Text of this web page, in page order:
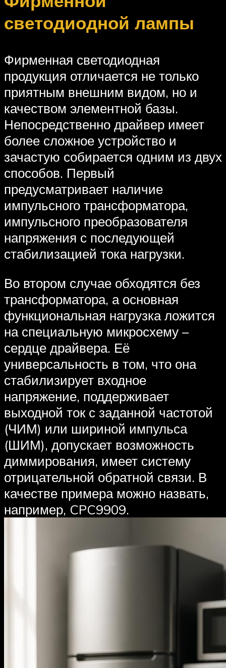
светодиодной лампы
Фирменная светодиодная
продукция отличается не только
приятным внешним видом, но и
качеством элементной базы.
Непосредственно драйвер имеет
более сложное устройство и
зачастую собирается одним из двух
способов. Первый
предусматривает наличие
импульсного трансформатора,
импульсного преобразователя
напряжения с последующей
стабилизацией тока нагрузки.
Во втором случае обходятся без
трансформатора, а основная
функциональная нагрузка ложится
на специальную микросхему –
сердце драйвера. Её
универсальность в том, что она
стабилизирует входное
напряжение, поддерживает
выходной ток с заданной частотой
(ЧИМ) или шириной импульса
(ШИМ), допускает возможность
диммирования, имеет систему
отрицательной обратной связи. В
качестве примера можно назвать,
например, CPC9909.